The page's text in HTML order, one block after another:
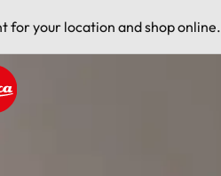
for your location and shop online.